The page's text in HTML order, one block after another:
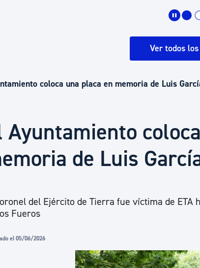
y consumo
y asociacionismo
Ver todos
coloca una placa en memoria de Luis
Ayuntamiento
de Luis
del Ejército de Tierra fue víctima de ETA
Fueros
el 05/06/2026